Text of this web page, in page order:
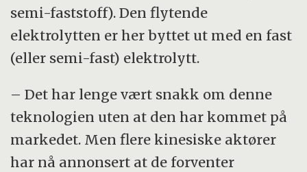
semi-faststoff). Den flytende
elektrolytten er her byttet ut med en fast
(eller semi-fast) elektrolytt.
– Det har lenge vært snakk om denne
teknologien uten at den har kommet på
markedet. Men flere kinesiske aktører
har nå annonsert at de forventer